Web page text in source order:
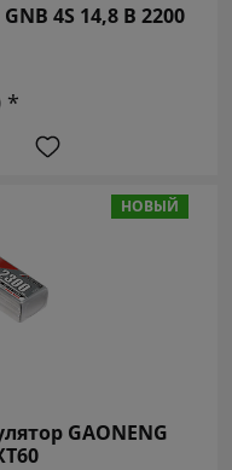
4S 14,8 В 2200
*
НОВЫЙ
GAONENG